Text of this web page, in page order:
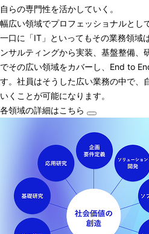
自らの専門性を活かしていく。
幅広い領域でプロフェッショナルとし
一口に「IT」といってもその業務領域
ンサルティングから実装、基盤整備、
でその広い領域をカバーし、End to
す。社員はそうした広い業務の中で、
いくことが可能になります。
各領域の詳細はこちら